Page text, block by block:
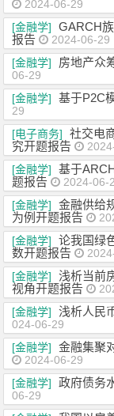
2024-06-29
[金融学]
GARCH
报告
2024-06-29
[金融学]
房地产众
06-29
[金融学]
基于P2C
29
[电子商务]
社交电
究开题报告
[金融学]
基于
题报告
2024-06-
[金融学]
金融供给
为例开题报告
[金融学]
论我国绿
数开题报告
[金融学]
浅析当前
视角开题报告
[金融学]
浅析人民
024-06-29
[金融学]
金融集聚
2024-06-29
[金融学]
政府债务
06-29